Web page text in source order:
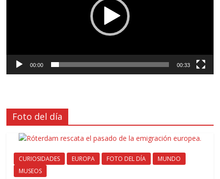
00:00 00:33
Foto del día
CURIOSIDADES EUROPA FOTO DEL DÍA
MUNDO
MUSEOS